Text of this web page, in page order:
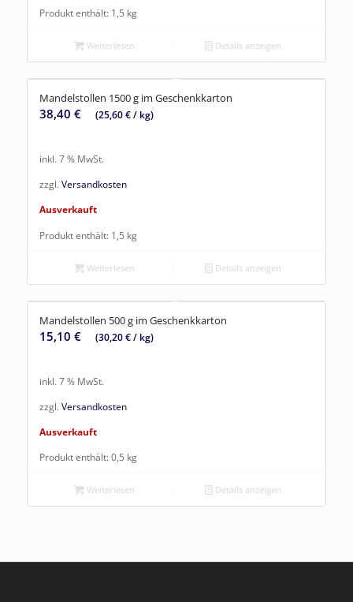
Produkt enthält: 1,5 kg
Weiterlesen Details anzeigen
Mandelstollen 1500 g im Geschenkkarton
38,40 € (25,60€/ kg)
inkl. 7 % MwSt.
zzgl.Versandkosten
Ausverkauft
Produkt enthält: 1,5 kg
Weiterlesen Details anzeigen
Mandelstollen 500 g im Geschenkkarton
15,10 € (30,20€/ kg)
inkl. 7 % MwSt.
zzgl. Versandkosten
Ausverkauft
Produkt enthält: 0,5 kg
Weiterlesen Details anzeigen